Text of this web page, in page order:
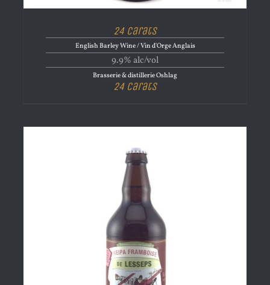
24 Carats
English Barley Wine / Vin d'Orge Anglais
9.9% alc/vol
Brasserie & distillerie Oshlag
24 Carats